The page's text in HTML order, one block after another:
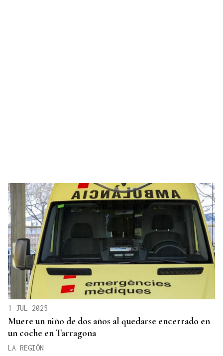
1 JUL 2025
Muere un niño de dos años al quedarse encerrado en
un coche en Tarragona
LA REGIÓN